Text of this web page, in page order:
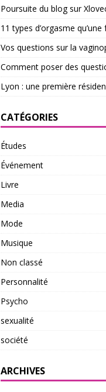
Poursuite du blog sur
11 types d’orgasme
Vos questions sur la
Comment poser des
Lyon : une première
CATÉGORIES
Études
Événement
Livre
Media
Mode
Musique
Non classé
Personnalité
Psycho
sexualité
société
ARCHIVES